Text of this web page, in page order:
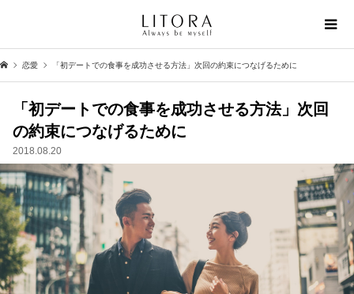
恋愛 「初デートでの食事を成功させる方法」次回の約束につなげるために
「初デートでの食事を成功させる方法」次回
の約束につなげるために
2018.08.20